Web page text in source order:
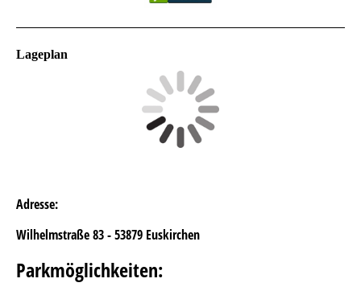
Lageplan
Adresse:
Wilhelmstraße 83 -53879 Euskirchen
Parkmöglichkeiten: